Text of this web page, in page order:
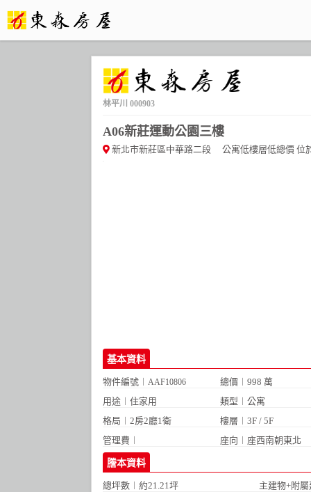
林平川 000903
A06新莊運動公園三樓
新北市新莊區中華路二段 公寓低樓層低總價 位於
基本資料
物件編號︱ AAF10806
總價︱998 萬
用途︱住家用
類型︱公寓
格局︱ 2房2廳1衛
樓層︱3F / 5F
管理費︱
座向︱座西南朝東北
謄本資料
總坪數︱約21.21坪
主建物+附